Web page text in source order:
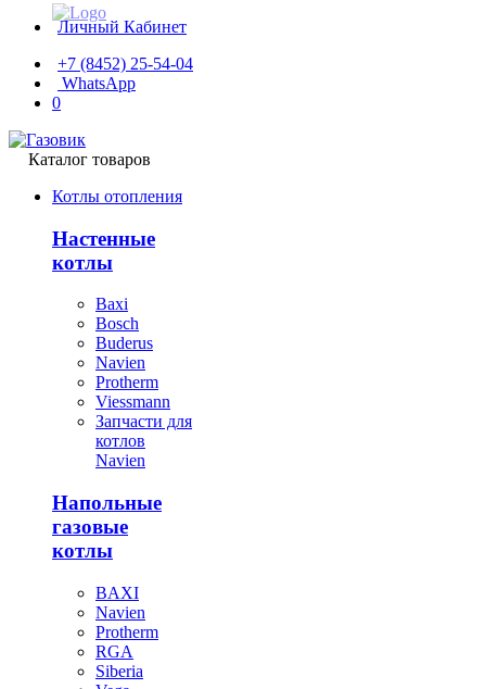
Личный Кабинет
+7 (8452) 25-54-04
WhatsApp
0
Каталог товаров
Котлы отопления
Настенные
котлы
Baxi
Bosch
Buderus
Navien
Protherm
Viessmann
Запчасти для
котлов
Navien
Напольные
газовые
котлы
BAXI
Navien
Protherm
RGA
Siberia